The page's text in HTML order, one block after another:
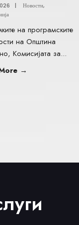
| Новости,
на програмските
на Општина
Комисијата за...
→